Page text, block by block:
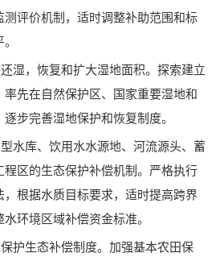
测评价机制，适时调整补助范围和标
湿，恢复和扩大湿地面积。探索建立
先在自然保护区、国家重要湿地和
步完善湿地保护和恢复制度。
水库、饮用水水源地、河流源头、蓄
区的生态保护补偿机制。严格执行
根据水质目标要求，适时提高跨界
环境区域补偿资金标准。
护生态补偿制度。加强基本农田保